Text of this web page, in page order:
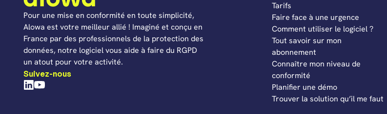
Pour une mise en conformité en toute simplicité,
Alowa est votre meilleur allié ! Imaginé et conçu en
France par des professionnels de la protection des
données, notre logiciel vous aide à faire du RGPD
un atout pour votre activité.
Suivez-nous
Tarifs
Faire face à une urgence
Comment utiliser le logiciel ?
Tout savoir sur mon
abonnement
Connaître mon niveau de
conformité
Planifier une démo
Trouver la solution qu’il me faut